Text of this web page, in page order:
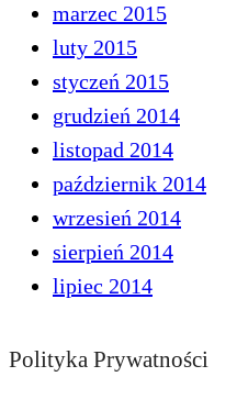
marzec 2015
luty 2015
styczeń 2015
grudzień 2014
listopad 2014
październik 2014
wrzesień 2014
sierpień 2014
lipiec 2014
Polityka Prywatności